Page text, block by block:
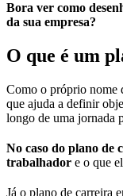
Bora ver como
da sua empresa?
O que é um
Como o próprio nome
que ajuda a definir
longo de uma jornada
No caso do plano de
trabalhador e o que
Já o plano de carreira